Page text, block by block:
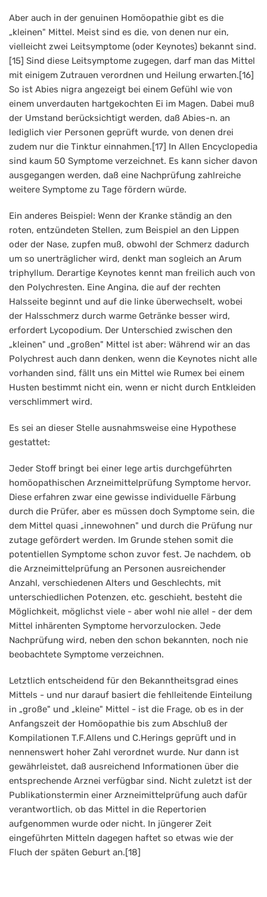
Aber auch in der genuinen Homöopathie gibt es die
„kleinen" Mittel. Meist sind es die, von denen nur ein,
vielleicht zwei Leitsymptome (oder Keynotes) bekannt sind.
[15] Sind diese Leitsymptome zugegen, darf man das Mittel
mit einigem Zutrauen verordnen und Heilung erwarten.[16]
So ist Abies nigra angezeigt bei einem Gefühl wie von
einem unverdauten hartgekochten Ei im Magen. Dabei muß
der Umstand berücksichtigt werden, daß Abies-n. an
lediglich vier Personen geprüft wurde, von denen drei
zudem nur die Tinktur einnahmen.[17] In Allen Encyclopedia
sind kaum 50 Symptome verzeichnet. Es kann sicher davon
ausgegangen werden, daß eine Nachprüfung zahlreiche
weitere Symptome zu Tage fördern würde.
Ein anderes Beispiel: Wenn der Kranke ständig an den
roten, entzündeten Stellen, zum Beispiel an den Lippen
oder der Nase, zupfen muß, obwohl der Schmerz dadurch
um so unerträglicher wird, denkt man sogleich an Arum
triphyllum. Derartige Keynotes kennt man freilich auch von
den Polychresten. Eine Angina, die auf der rechten
Halsseite beginnt und auf die linke überwechselt, wobei
der Halsschmerz durch warme Getränke besser wird,
erfordert Lycopodium. Der Unterschied zwischen den
„kleinen" und „großen" Mittel ist aber: Während wir an das
Polychrest auch dann denken, wenn die Keynotes nicht alle
vorhanden sind, fällt uns ein Mittel wie Rumex bei einem
Husten bestimmt nicht ein, wenn er nicht durch Entkleiden
verschlimmert wird.
Es sei an dieser Stelle ausnahmsweise eine Hypothese
gestattet:
Jeder Stoff bringt bei einer lege artis durchgeführten
homöopathischen Arzneimittelprüfung Symptome hervor.
Diese erfahren zwar eine gewisse individuelle Färbung
durch die Prüfer, aber es müssen doch Symptome sein, die
dem Mittel quasi „innewohnen" und durch die Prüfung nur
zutage gefördert werden. Im Grunde stehen somit die
potentiellen Symptome schon zuvor fest. Je nachdem, ob
die Arzneimittelprüfung an Personen ausreichender
Anzahl, verschiedenen Alters und Geschlechts, mit
unterschiedlichen Potenzen, etc. geschieht, besteht die
Möglichkeit, möglichst viele - aber wohl nie alle! - der dem
Mittel inhärenten Symptome hervorzulocken. Jede
Nachprüfung wird, neben den schon bekannten, noch nie
beobachtete Symptome verzeichnen.
Letztlich entscheidend für den Bekanntheitsgrad eines
Mittels - und nur darauf basiert die fehlleitende Einteilung
in „große" und „kleine" Mittel - ist die Frage, ob es in der
Anfangszeit der Homöopathie bis zum Abschluß der
Kompilationen T.F.Allens und C.Herings geprüft und in
nennenswert hoher Zahl verordnet wurde. Nur dann ist
gewährleistet, daß ausreichend Informationen über die
entsprechende Arznei verfügbar sind. Nicht zuletzt ist der
Publikationstermin einer Arzneimittelprüfung auch dafür
verantwortlich, ob das Mittel in die Repertorien
aufgenommen wurde oder nicht. In jüngerer Zeit
eingeführten Mitteln dagegen haftet so etwas wie der
Fluch der späten Geburt an.[18]